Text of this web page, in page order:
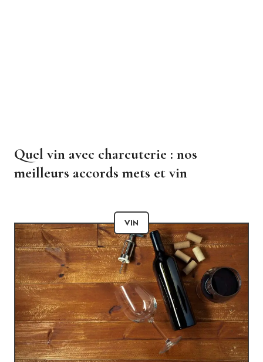
Quel vin avec charcuterie : nos
meilleurs accords mets et vin
VIN